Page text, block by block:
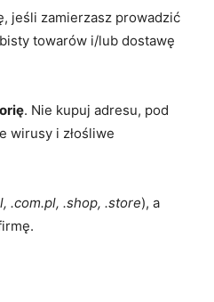
jeśli zamierzasz prowadzić
towarów i/lub dostawę
. Nie kupuj adresu, pod
wirusy i złośliwe
.com.pl, .shop, .store), a